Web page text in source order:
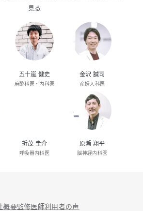
見る
五十嵐 健史
麻酔科医・内科医
金沢 誠司
産婦人科医
折茂 圭介
呼吸器内科医
原瀬 翔平
脳神経内科医
概要監修医師利用者の声